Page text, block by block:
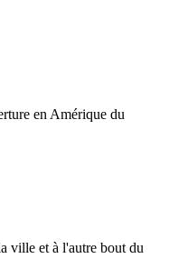
en Amérique du
ville et à l'autre bout du